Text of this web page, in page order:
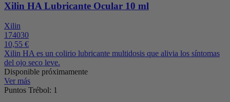
Xilin HA Lubricante Ocular 10 ml
Xilin
174030
10,55 €
Xilin HA es un colirio lubricante multidosis que alivia los síntomas
del ojo seco leve.
Disponible próximamente
Ver más
Puntos Trébol: 1